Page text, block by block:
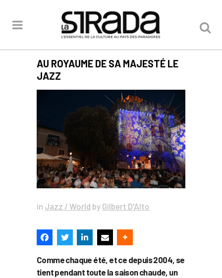
AU ROYAUME DE SA MAJESTÉ LE
JAZZ
in Jazz / World by Gilbert D'Alto
Comme chaque été, et ce depuis 2004, se
tient pendant toute la saison chaude, un